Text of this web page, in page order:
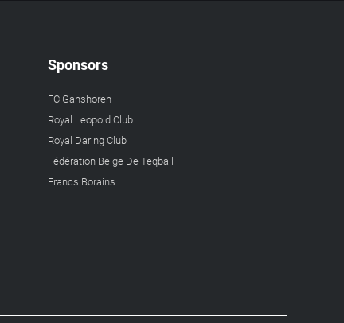
Sponsors
FC Ganshoren
Royal Leopold Club
Royal Daring Club
Fédération Belge De Teqball
Francs Borains